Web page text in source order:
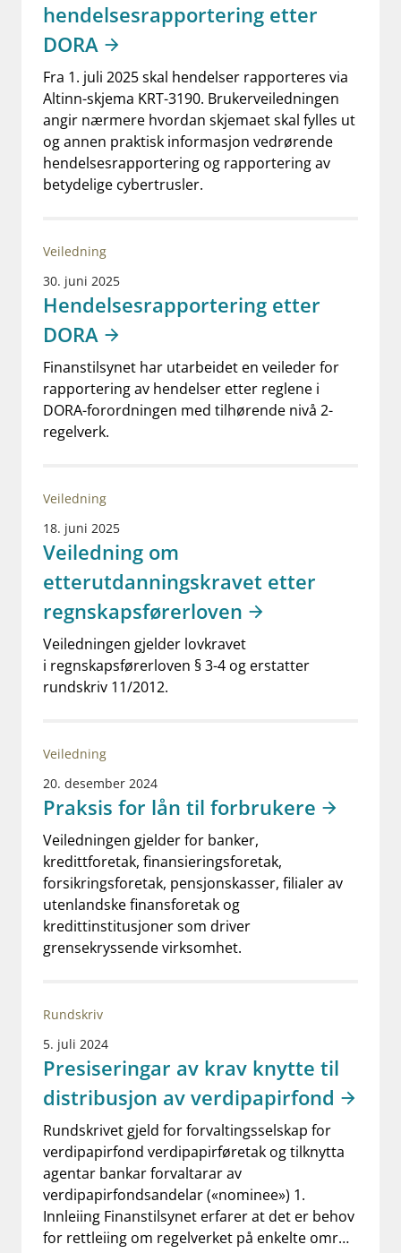
hendelsesrapportering etter
DORA
Fra 1. juli 2025 skal hendelser rapporteres via
Altinn-skjema KRT-3190. Brukerveiledningen
angir nærmere hvordan skjemaet skal fylles ut
og annen praktisk informasjon vedrørende
hendelsesrapportering og rapportering av
betydelige cybertrusler.
Veiledning
30. juni 2025
Hendelsesrapportering etter
DORA
Finanstilsynet har utarbeidet en veileder for
rapportering av hendelser etter reglene i
DORA-forordningen med tilhørende nivå 2-
regelverk.
Veiledning
18. juni 2025
Veiledning om
etterutdanningskravet etter
regnskapsførerloven
Veiledningen gjelder lovkravet
i regnskapsførerloven § 3-4 og erstatter
rundskriv 11/2012.
Veiledning
20. desember 2024
Praksis for lån til forbrukere
Veiledningen gjelder for banker,
kredittforetak, finansieringsforetak,
forsikringsforetak, pensjonskasser, filialer av
utenlandske finansforetak og
kredittinstitusjoner som driver
grensekryssende virksomhet.
Rundskriv
5. juli 2024
Presiseringar av krav knytte til
distribusjon av verdipapirfond
Rundskrivet gjeld for forvaltingsselskap for
verdipapirfond verdipapirføretak og tilknytta
agentar bankar forvaltarar av
verdipapirfondsandelar («nominee») 1.
Innleiing Finanstilsynet erfarer at det er behov
for rettleiing om regelverket på enkelte omr…